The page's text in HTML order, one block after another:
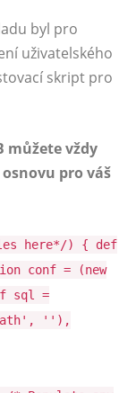
byl pro
uživatelského
skript pro
můžete vždy
pro váš
here*/) { def
conf = (new
sql =
''),